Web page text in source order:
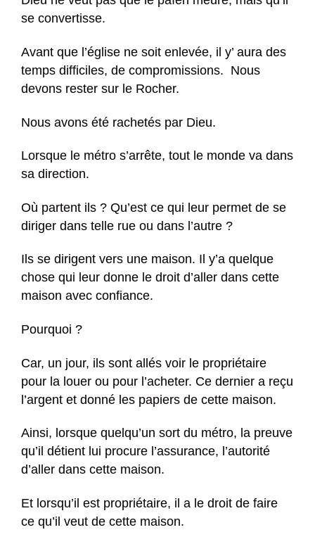
se convertisse.
Avant que l’église ne soit enlevée, il y’ aura des
temps difficiles, de compromissions. Nous
devons rester sur le Rocher.
Nous avons été rachetés par Dieu.
Lorsque le métro s’arrête, tout le monde va dans
sa direction.
Où partent ils ? Qu’est ce qui leur permet de se
diriger dans telle rue ou dans l’autre ?
Ils se dirigent vers une maison. Il y’a quelque
chose qui leur donne le droit d’aller dans cette
maison avec confiance.
Pourquoi ?
Car, un jour, ils sont allés voir le propriétaire
pour la louer ou pour l’acheter. Ce dernier a reçu
l’argent et donné les papiers de cette maison.
Ainsi, lorsque quelqu’un sort du métro, la preuve
qu’il détient lui procure l’assurance, l’autorité
d’aller dans cette maison.
Et lorsqu’il est propriétaire, il a le droit de faire
ce qu’il veut de cette maison.